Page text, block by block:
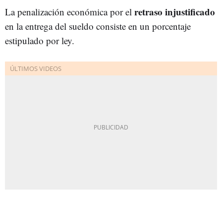
La penalización económica por el retraso injustificado
en la entrega del sueldo consiste en un porcentaje
estipulado por ley.